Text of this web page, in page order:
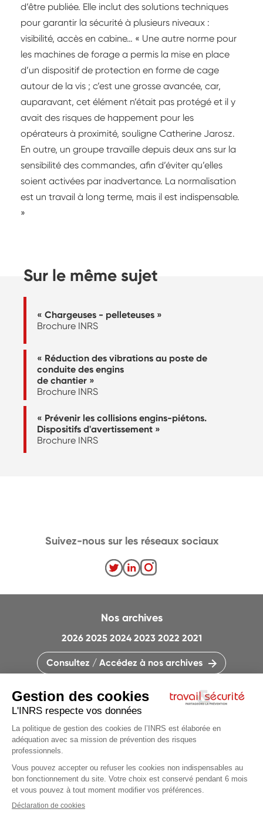
d’être publiée. Elle inclut des solutions techniques
pour garantir la sécurité à plusieurs niveaux :
visibilité, accès en cabine… « Une autre norme pour
les machines de forage a permis la mise en place
d’un dispositif de protection en forme de cage
autour de la vis ; c’est une grosse avancée, car,
auparavant, cet élément n’était pas protégé et il y
avait des risques de happement pour les
opérateurs à proximité, souligne Catherine Jarosz.
En outre, un groupe travaille depuis deux ans sur la
sensibilité des commandes, afin d’éviter qu’elles
soient activées par inadvertance. La normalisation
est un travail à long terme, mais il est indispensable.
»
Articles du
Sur le même sujet
« Chargeuses - pelleteuses »
Brochure INRS
« Réduction des vibrations au poste de
conduite des engins
de chantier »
Brochure INRS
« Prévenir les collisions engins-piétons.
Dispositifs d'avertissement »
Brochure INRS
CONTACTEZ LA RÉDACTION
QUI SOMMES-NOUS ?
PLAN DU SITE
PARAMÈTRES DES COOKIES
CHARTE DES COOKIES ET TRACEURS
Nos archives
2026 2025 2024 2023 2022 2021
Consultez / Accédez à nos archives
Suivez-nous sur les réseaux sociaux